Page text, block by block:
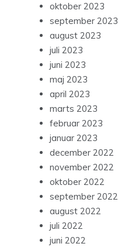
oktober 2023
september 2023
august 2023
juli 2023
juni 2023
maj 2023
april 2023
marts 2023
februar 2023
januar 2023
december 2022
november 2022
oktober 2022
september 2022
august 2022
juli 2022
juni 2022